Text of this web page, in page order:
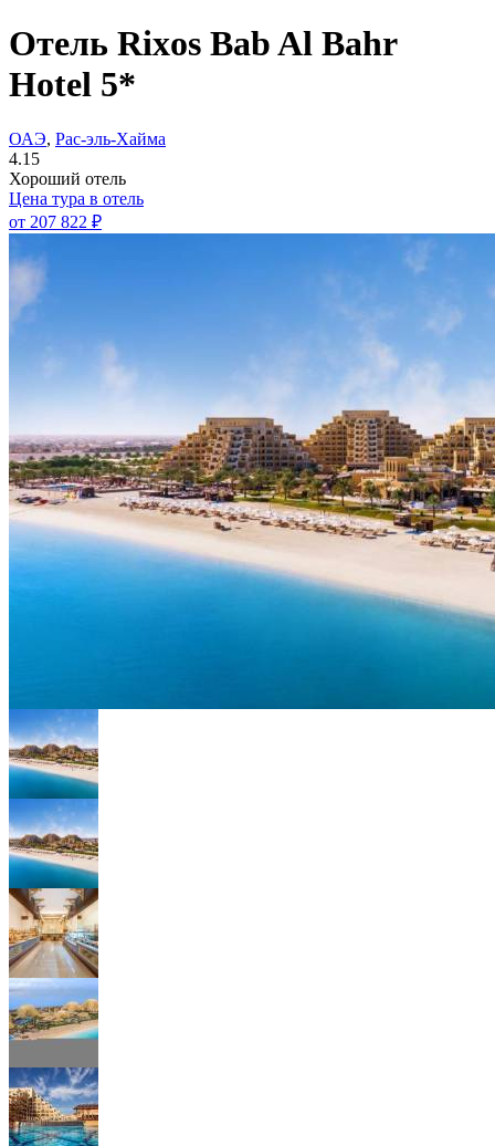
Отель Rixos Bab Al Bahr
Hotel 5*
ОАЭ, Рас-эль-Хайма
4.15
Хороший отель
Цена тура в отель
от 207 822 ₽